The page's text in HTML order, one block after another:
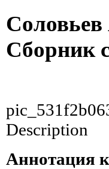
Сборник
Description
Аннотация